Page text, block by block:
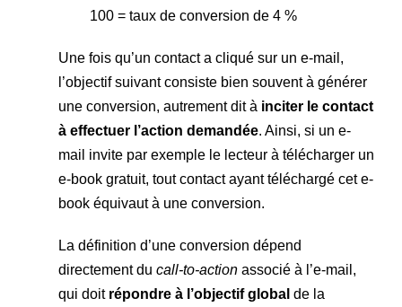
100 = taux de conversion de 4 %
Une fois qu’un contact a cliqué sur un e-mail,
l’objectif suivant consiste bien souvent à générer
une conversion, autrement dit à inciter le contact
à effectuer l’action demandée. Ainsi, si un e-
mail invite par exemple le lecteur à télécharger un
e-book gratuit, tout contact ayant téléchargé cet e-
book équivaut à une conversion.
La définition d’une conversion dépend
directement du call-to-action associé à l’e-mail,
qui doit répondre à l’objectif global de la